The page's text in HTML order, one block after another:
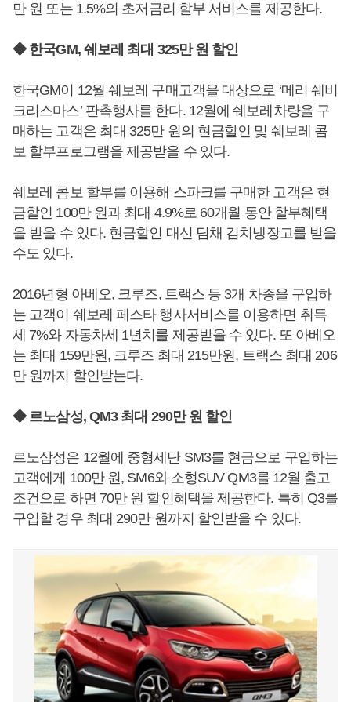
만 원 또는 1.5%의 초저금리 할부 서비스를 제공한다.
◆ 한국GM, 쉐보레 최대 325만 원 할인
한국GM이 12월 쉐보레 구매고객을 대상으로 ‘메리 쉐비
크리스마스’ 판촉행사를 한다. 12월에 쉐보레차량을 구
매하는 고객은 최대 325만 원의 현금할인 및 쉐보레 콤
보 할부프로그램을 제공받을 수 있다.
쉐보레 콤보 할부를 이용해 스파크를 구매한 고객은 현
금할인 100만 원과 최대 4.9%로 60개월 동안 할부혜택
을 받을 수 있다. 현금할인 대신 딤채 김치냉장고를 받을
수도 있다.
2016년형 아베오, 크루즈, 트랙스 등 3개 차종을 구입하
는 고객이 쉐보레 페스타 행사서비스를 이용하면 취득
세 7%와 자동차세 1년치를 제공받을 수 있다. 또 아베오
는 최대 159만원, 크루즈 최대 215만원, 트랙스 최대 206
만 원까지 할인받는다.
◆ 르노삼성, QM3 최대 290만 원 할인
르노삼성은 12월에 중형세단 SM3를 현금으로 구입하는
고객에게 100만 원, SM6와 소형SUV QM3를 12월 출고
조건으로 하면 70만 원 할인혜택을 제공한다. 특히 Q3를
구입할 경우 최대 290만 원까지 할인받을 수 있다.